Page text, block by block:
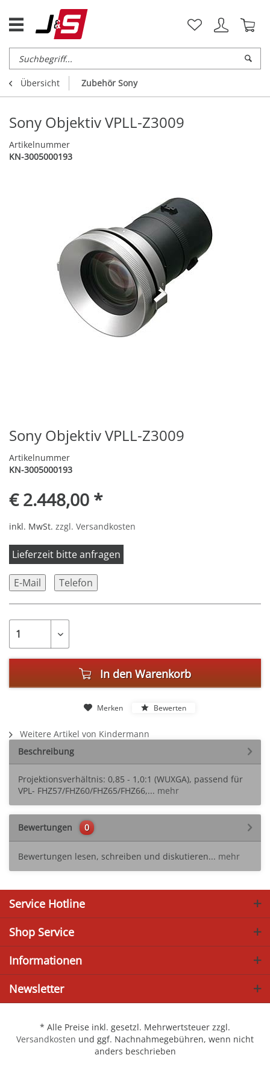
Übersicht Zubehör Sony
Sony Objektiv VPLL-Z3009
Artikelnummer
KN-3005000193
Sony Objektiv VPLL-Z3009
Artikelnummer
KN-3005000193
€ 2.448,00 *
inkl. MwSt. zzgl. Versandkosten
Lieferzeit bitte anfragen
E-Mail Telefon
In den Warenkorb
Merken Bewerten
Weitere Artikel von Kindermann
Beschreibung
Projektionsverhältnis: 0,85 - 1,0:1 (WUXGA), passend für
VPL- FHZ57/FHZ60/FHZ65/FHZ66,... mehr
Bewertungen 0
Bewertungen lesen, schreiben und diskutieren... mehr
Service Hotline
Shop Service
Informationen
Newsletter
* Alle Preise inkl. gesetzl. Mehrwertsteuer zzgl.
Versandkosten und ggf. Nachnahmegebühren, wenn nicht
anders beschrieben